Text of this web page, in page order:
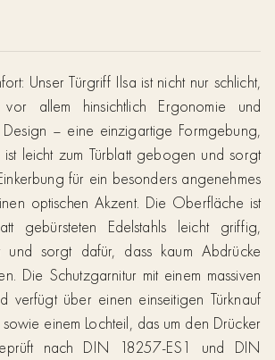
Unser Türgriff Ilsa ist nicht nur schlicht,
allem hinsichtlich Ergonomie und
Design – eine einzigartige Formgebung,
leicht zum Türblatt gebogen und sorgt
für ein besonders angenehmes
optischen Akzent. Die Oberfläche ist
gebürsteten Edelstahls leicht griffig,
und sorgt dafür, dass kaum Abdrücke
Die Schutzgarnitur mit einem massiven
verfügt über einen einseitigen Türknauf
sowie einem Lochteil, das um den Drücker
nach DIN 18257-ES1 und DIN